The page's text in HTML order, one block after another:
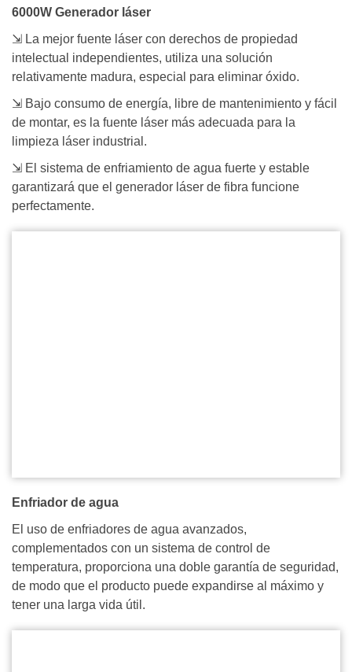
6000W Generador láser
⇲ La mejor fuente láser con derechos de propiedad
intelectual independientes, utiliza una solución
relativamente madura, especial para eliminar óxido.
⇲ Bajo consumo de energía, libre de mantenimiento y fácil
de montar, es la fuente láser más adecuada para la
limpieza láser industrial.
⇲ El sistema de enfriamiento de agua fuerte y estable
garantizará que el generador láser de fibra funcione
perfectamente.
Enfriador de agua
El uso de enfriadores de agua avanzados,
complementados con un sistema de control de
temperatura, proporciona una doble garantía de seguridad,
de modo que el producto puede expandirse al máximo y
tener una larga vida útil.